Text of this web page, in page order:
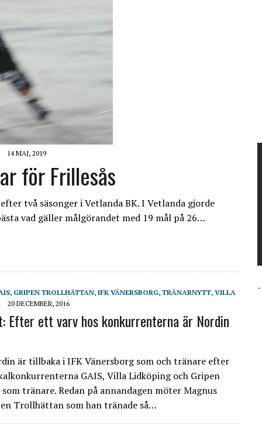
14 MAJ, 2019
för Frillesås
två säsonger i Vetlanda BK. I Vetlanda gjorde
vad gäller målgörandet med 19 mål på 26…
, GRIPEN TROLLHÄTTAN, IFK VÄNERSBORG, TRÄNARNYTT, VILLA
20 DECEMBER, 2016
Efter ett varv hos konkurrenterna är Nordin
är tillbaka i IFK Vänersborg som och tränare efter
GAIS, Villa Lidköping och Gripen
tränare. Redan på annandagen möter Magnus
Trollhättan som han tränade så…
-